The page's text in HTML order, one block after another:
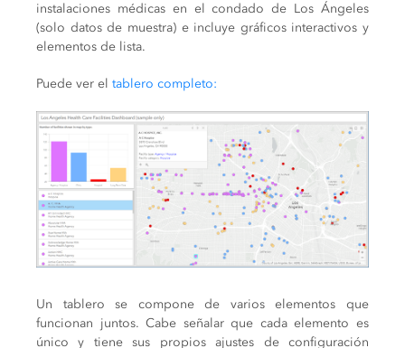
instalaciones médicas en el condado de Los Ángeles
(solo datos de muestra) e incluye gráficos interactivos y
elementos de lista.
Puede ver el tablero completo:
Un tablero se compone de varios elementos que
funcionan juntos. Cabe señalar que cada elemento es
único y tiene sus propios ajustes de configuración